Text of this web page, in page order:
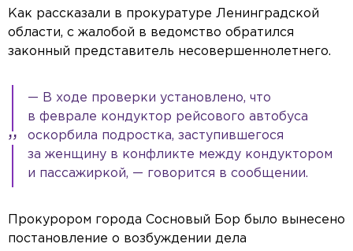
Как рассказали в прокуратуре Ленинградской
области, с жалобой в ведомство обратился
законный представитель несовершеннолетнего.
— В ходе проверки установлено, что
в феврале кондуктор рейсового автобуса
оскорбила подростка, заступившегося
за женщину в конфликте между кондуктором
и пассажиркой, — говорится в сообщении.
Прокурором города Сосновый Бор было вынесено
постановление о возбуждении дела